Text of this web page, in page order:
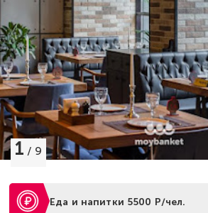
1 / 9
Еда и напитки 5500 Р/чел.